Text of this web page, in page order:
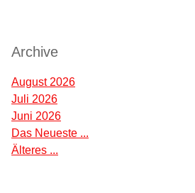
Archive
August 2026
Juli 2026
Juni 2026
Das Neueste ...
Älteres ...